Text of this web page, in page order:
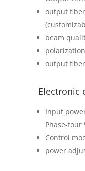
output
beam
output
Electronic
Input
Phase-four
Control
power